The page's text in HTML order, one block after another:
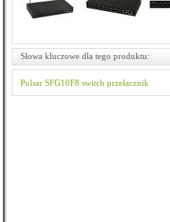
Słowa kluczowe dla tego produktu:
Pulsar SFG10F8 switch przełacznik